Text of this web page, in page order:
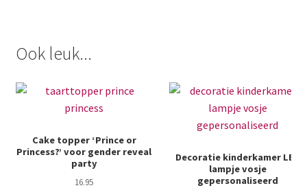
Ook leuk...
Cake topper ‘Prince or
Princess?’ voor gender reveal
party
16.95
Decoratie kinderkamer LED
lampje vosje
gepersonaliseerd